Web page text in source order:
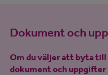
Dokument och
Om du väljer att byta till
dokument och